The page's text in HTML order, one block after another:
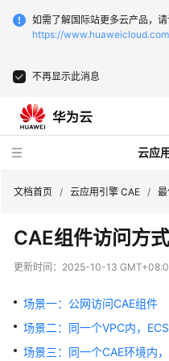
如需了解国际站更多云产品，请
https://
不再显示此消息
云应
最
新
态
产
品
文档首页 / 云应用引擎 CAE /
CAE组件访问方
更新时间： 2025-10-13
场景一：公网访问CAE组件
场景二：同一个VPC内，
场景三：同一个CAE环境内